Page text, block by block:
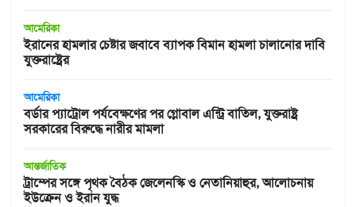
আমেরিকা
ইরানের হামলার চেষ্টার জবাবে ব্যাপক বিমান হামলা চালানোর দাবি
যুক্তরাষ্ট্রের
আমেরিকা
বর্ডার প্যাট্রোল পর্যবেক্ষণের পর গ্লোবাল এন্ট্রি বাতিল, যুক্তরাষ্ট্র
সরকারের বিরুদ্ধে নারীর মামলা
আন্তর্জাতিক
ট্রাম্পের সঙ্গে পৃথক বৈঠক জেলেনস্কি ও নেতানিয়াহুর, আলোচনায়
ইউক্রেন ও ইরান যুদ্ধ